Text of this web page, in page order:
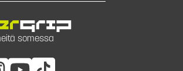
somessa